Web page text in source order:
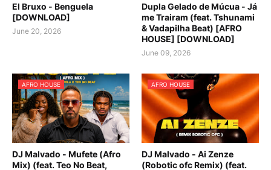
El Bruxo - Benguela
[DOWNLOAD]
June 20, 2026
Dupla Gelado de Múcua - Já
me Trairam (feat. Tshunami
& Vadapilha Beat) [AFRO
HOUSE] [DOWNLOAD]
June 09, 2026
AFRO HOUSE
DJ Malvado - Mufete (Afro
Mix) (feat. Teo No Beat,
AFRO HOUSE
DJ Malvado - Ai Zenze
(Robotic ofc Remix) (feat.